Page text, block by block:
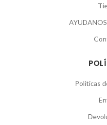
Políticas